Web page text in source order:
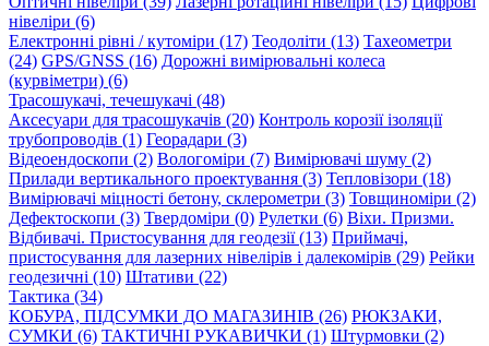
нівеліри (6)
Електронні рівні / кутоміри (17) Теодоліти (13) Тахеометри
(24) GPS/GNSS (16) Дорожні вимірювальні колеса
(курвіметри) (6)
Трасошукачі, течешукачі (48)
Аксесуари для трасошукачів (20) Контроль корозії ізоляції
трубопроводів (1) Георадари (3)
Відеоендоскопи (2) Вологоміри (7) Вимірювачі шуму (2)
Прилади вертикального проектування (3) Тепловізори (18)
Вимірювачі міцності бетону, склерометри (3) Товщиноміри (2)
Дефектоскопи (3) Твердоміри (0) Рулетки (6) Віхи. Призми.
Відбивачі. Пристосування для геодезії (13) Приймачі,
пристосування для лазерних нівелірів і далекомірів (29) Рейки
геодезичні (10) Штативи (22)
Тактика (34)
КОБУРА, ПІДСУМКИ ДО МАГАЗИНІВ (26) РЮКЗАКИ,
СУМКИ (6) ТАКТИЧНІ РУКАВИЧКИ (1) Штурмовки (2)